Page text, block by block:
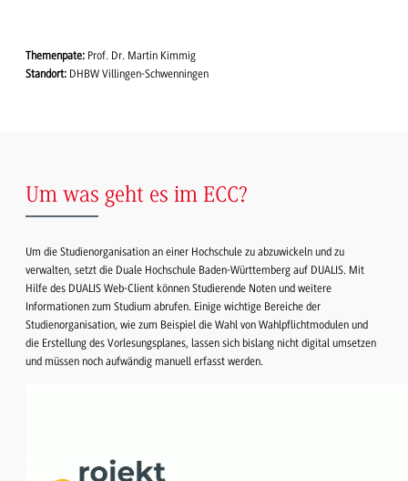
Themenpate: Prof. Dr. Martin Kimmig
Standort: DHBW Villingen-Schwenningen
Um was geht es im ECC?
Um die Studienorganisation an einer Hochschule zu abzuwickeln und zu
verwalten, setzt die Duale Hochschule Baden-Württemberg auf DUALIS. Mit
Hilfe des DUALIS Web-Client können Studierende Noten und weitere
Informationen zum Studium abrufen. Einige wichtige Bereiche der
Studienorganisation, wie zum Beispiel die Wahl von Wahlpflichtmodulen und
die Erstellung des Vorlesungsplanes, lassen sich bislang nicht digital umsetzen
und müssen noch aufwändig manuell erfasst werden.